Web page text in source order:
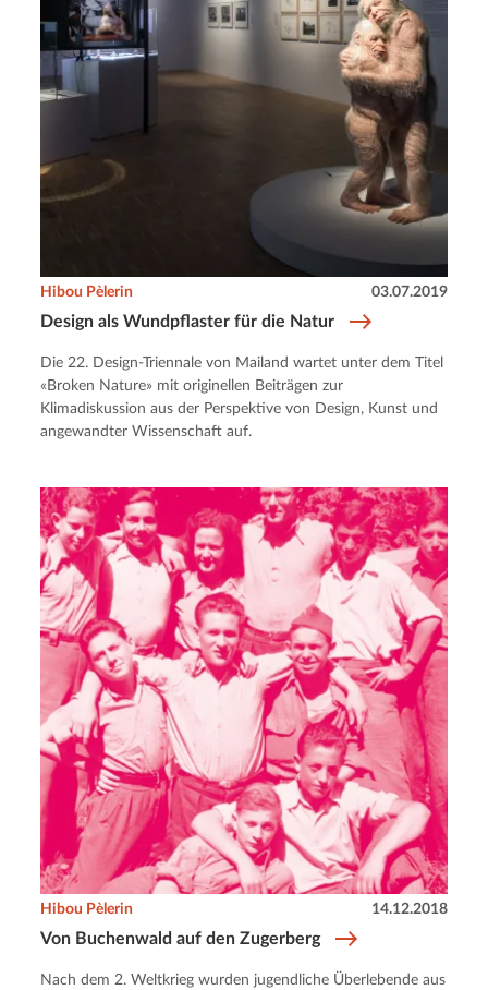
Design als Wundpflaster für die Natur
Hibou Pèlerin 03.07.2019
Die 22. Design-Triennale von Mailand wartet unter dem Titel
«Broken Nature» mit originellen Beiträgen zur
Klimadiskussion aus der Perspektive von Design, Kunst und
angewandter Wissenschaft auf.
Von Buchenwald auf den Zugerberg
Hibou Pèlerin 14.12.2018
Nach dem 2. Weltkrieg wurden jugendliche Überlebende aus